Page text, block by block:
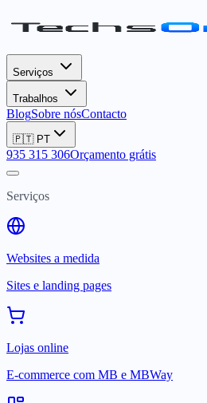
Serviços
Trabalhos
BlogSobre nósContacto
🇵🇹 PT
935 315 306Orçamento grátis
Serviços
Websites a medida
Sites e landing pages
Lojas online
E-commerce com MB e MBWay